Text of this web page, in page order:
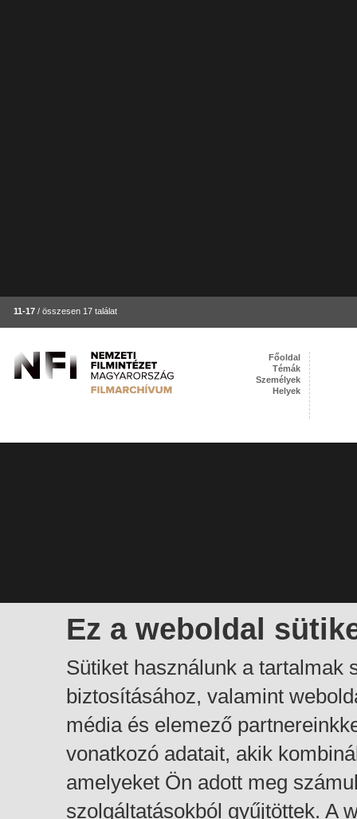
11-17 / összesen 17 találat
Ez a weboldal
Sütiket használunk a tartalmak
biztosításához, valamint
média és elemező
vonatkozó adatait, akik
amelyeket Ön adott meg
szolgáltatásokból gyűjtöttek. A
Főoldal
Témák
Személyek
Helyek